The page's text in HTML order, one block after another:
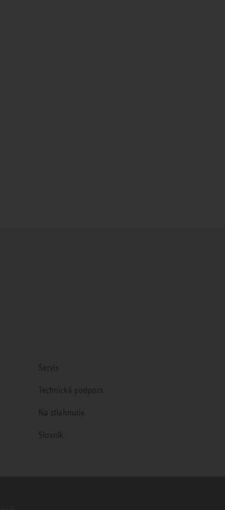
Servis
Technická podpora
Na stiahnutie
Slovník